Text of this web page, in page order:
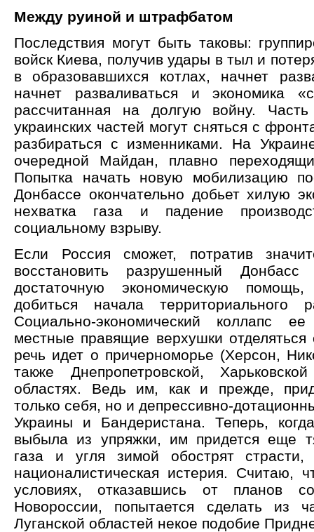
Между руиной и штрафбатом
Последствия могут быть таковы:
войск Киева, получив удары в тыл и
в образовавшихся котлах, начнет
начнет разваливаться и экономика
рассчитанная на долгую войну. Часть
украинских частей могут сняться с
разбираться с изменниками. На
очередной Майдан, плавно
Попытка начать новую мобилизацию
Донбассе окончательно добьет хилую
нехватка газа и падение
социальному взрыву.
Если Россия сможет, потратив
восстановить разрушенный
достаточную экономическую
добиться начала территориального
Социально-экономический коллапс
местные правящие верхушки
речь идет о причерноморье (Херсон,
также Днепропетровской,
областях. Ведь им, как и прежде,
только себя, но и депрессивно-
Украины и Бандеристана. Теперь,
выбыла из упряжки, им придется еще
газа и угля зимой обострят
националистическая истерия. Считаю,
условиях, отказавшись от планов
Новороссии, попытается сделать из
Луганской областей некое подобие